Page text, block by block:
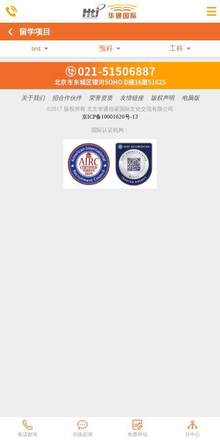
留学项目
test 预科 工科
关于我们 招合作伙伴 荣誉资质 友情链接 版权声明 电脑版
©2017 版权所有 北京华通信诺国际文化交流有限公司
京ICP备10001620号-13
国际认证机构：
电话咨询 在线咨询 免费评估 分中心